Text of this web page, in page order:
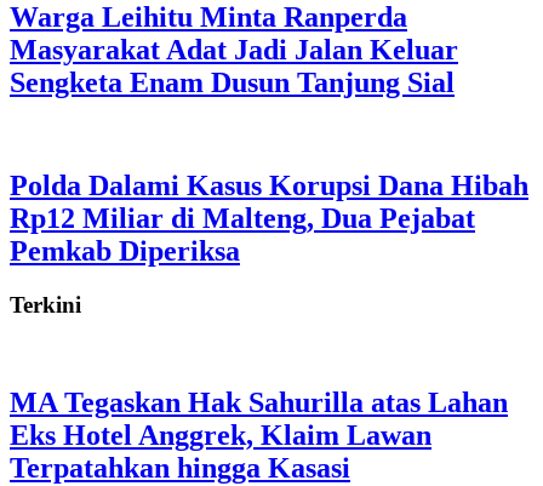
Warga Leihitu Minta Ranperda
Masyarakat Adat Jadi Jalan Keluar
Sengketa Enam Dusun Tanjung Sial
Polda Dalami Kasus Korupsi Dana Hibah
Rp12 Miliar di Malteng, Dua Pejabat
Pemkab Diperiksa
Terkini
MA Tegaskan Hak Sahurilla atas Lahan
Eks Hotel Anggrek, Klaim Lawan
Terpatahkan hingga Kasasi